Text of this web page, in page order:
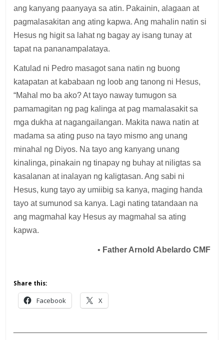
ang kanyang paanyaya sa atin. Pakainin, alagaan at
pagmalasakitan ang ating kapwa. Ang mahalin natin si
Hesus ng higit sa lahat ng bagay ay isang tunay at
tapat na pananampalataya.
Katulad ni Pedro masagot sana natin ng buong
katapatan at kababaan ng loob ang tanong ni Hesus,
“Mahal mo ba ako? At tayo naway tumugon sa
pamamagitan ng pag kalinga at pag mamalasakit sa
mga dukha at nagangailangan. Makita nawa natin at
madama sa ating puso na tayo mismo ang unang
minahal ng Diyos. Na tayo ang kanyang unang
kinalinga, pinakain ng tinapay ng buhay at niligtas sa
kasalanan at inalayan ng kaligtasan. Ang sabi ni
Hesus, kung tayo ay umiibig sa kanya, maging handa
tayo at sumunod sa kanya. Lagi nating tatandaan na
ang magmahal kay Hesus ay magmahal sa ating
kapwa.
• Father Arnold Abelardo CMF
Share this:
Facebook X